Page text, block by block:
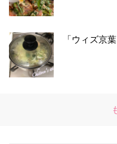
「ウィズ京